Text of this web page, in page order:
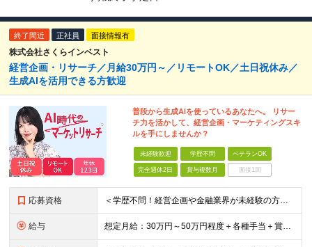
終了間近 正社員 面接情報有
株式会社さくらインベスト
経営企画・リサーチ／月給30万円～／リモートOK／土日祝休み／
生成AIを活用できる方歓迎
普段から生成AIを使っているあなたへ。 リサー
チ力を活かして、経営企画・マーケティングスキ
ルを手にしませんか？
未経験歓迎 学歴不問 ベテランOK
完全週休2日 賞与複数月 面接1回
応募資格 ＜学歴不問！経営企画や金融業界が未経験の方も歓迎★＞ ■仕事やプライベートで、ChatGPTなどの生成AIを使ったことがある方 ■インターネットを使ったリサーチや情報収集が得意な方 ■集めた情報を分か
給与 想定月給：30万円～50万円程度＋各種手当＋賞与年2回 ※想定年収：400万円～600万円 ※経験・能力等考慮の上、規定により優遇 ※上記月給には固定残業代を含みます。固定残業代は、時間外労働の有無に